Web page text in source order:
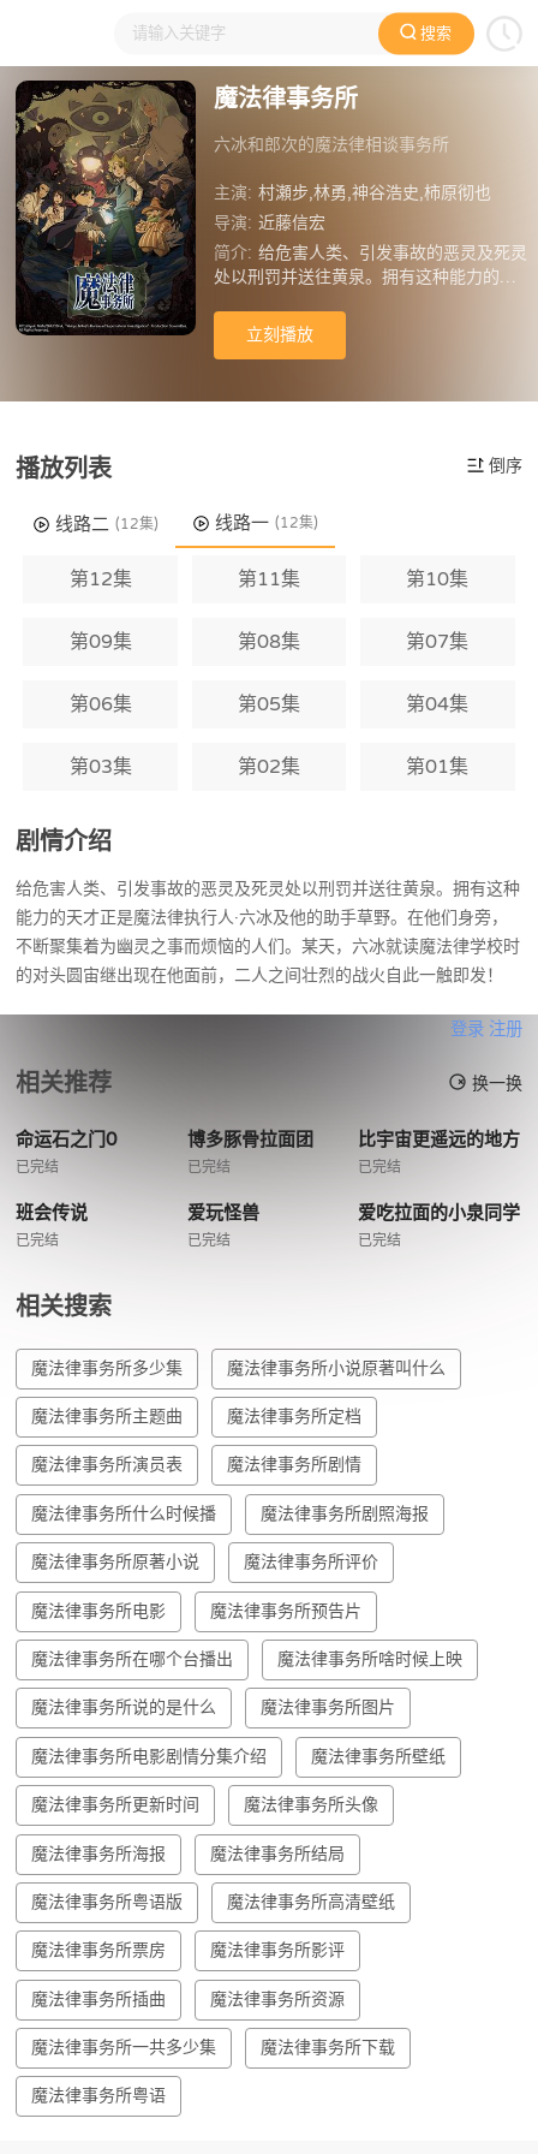
搜索
大家在看 日本动漫 国产动漫 欧美动漫
魔法律事务所
六冰和郎次的魔法律相谈事务所
主演: 村瀬步,林勇,神谷浩史,柿原彻也
导演: 近藤信宏
简介: 给危害人类、引发事故的恶灵及死灵
处以刑罚并送往黄泉。拥有这种能力的天
野。在他们身旁，不断聚集着为幽灵之事
而烦恼的人们。某天，六冰就读魔法律学
间壮烈的战火自此一触即发！
立刻播放
播放列表 倒序
线路二 (12集) 线路一 (12集)
第12集 第11集 第10集
第09集 第08集 第07集
第06集 第05集 第04集
第03集 第02集 第01集
剧情介绍
给危害人类、引发事故的恶灵及死灵处以刑罚并送往黄泉。拥有这种
能力的天才正是魔法律执行人·六冰及他的助手草野。在他们身旁，
不断聚集着为幽灵之事而烦恼的人们。某天，六冰就读魔法律学校时
的对头圆宙继出现在他面前，二人之间壮烈的战火自此一触即发！
登录 注册
相关推荐 换一换
命运石之门0
已完结
博多豚骨拉面团
已完结
比宇宙更遥远的地方
已完结
班会传说
已完结
爱玩怪兽
已完结
爱吃拉面的小泉同学
已完结
相关搜索
魔法律事务所多少集 魔法律事务所小说原著叫什么
魔法律事务所主题曲 魔法律事务所定档
魔法律事务所演员表 魔法律事务所剧情
魔法律事务所什么时候播 魔法律事务所剧照海报
魔法律事务所原著小说 魔法律事务所评价
魔法律事务所电影 魔法律事务所预告片
魔法律事务所在哪个台播出 魔法律事务所啥时候上映
魔法律事务所说的是什么 魔法律事务所图片
魔法律事务所电影剧情分集介绍 魔法律事务所壁纸
魔法律事务所更新时间 魔法律事务所头像
魔法律事务所海报 魔法律事务所结局
魔法律事务所粤语版 魔法律事务所高清壁纸
魔法律事务所票房 魔法律事务所影评
魔法律事务所插曲 魔法律事务所资源
魔法律事务所一共多少集 魔法律事务所下载
魔法律事务所粤语